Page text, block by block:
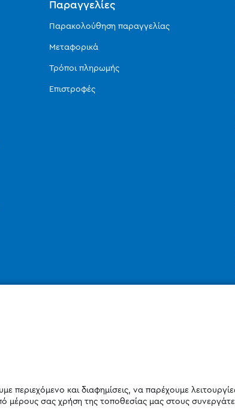
Παραγγελίες
Παρακολούθηση παραγγελίας
Μεταφορικά
Τρόποι πληρωμής
Επιστροφές
και διαφημίσεις, να παρέχουμε
σας χρήση της τοποθεσίας μας στους